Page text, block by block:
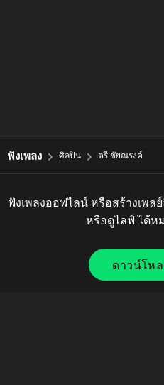
ฟังเพลง ศิลปิน ตรี ชัยณรงค์
ฟังเพลงออฟไลน์ หรือสร้างเพล
หรือดูไลฟ์ ได้ห
ดาวน์โห